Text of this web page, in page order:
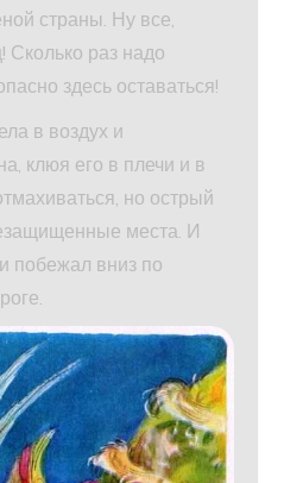
страны. Ну все,
Сколько раз надо
здесь оставаться!
в воздух и
клюя его в плечи и в
но острый
места. И
побежал вниз по